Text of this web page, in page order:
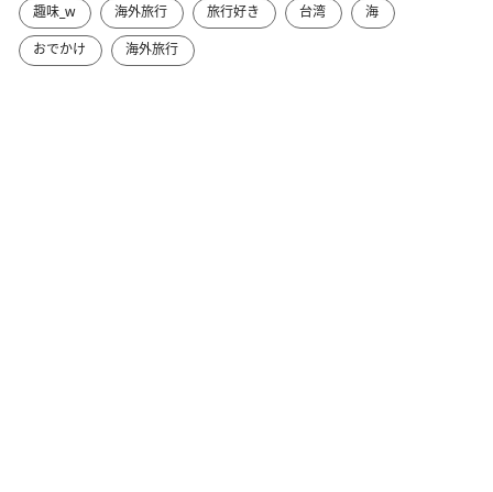
趣味_w
海外旅行 旅行好き 台湾
海
おでかけ
海外旅行